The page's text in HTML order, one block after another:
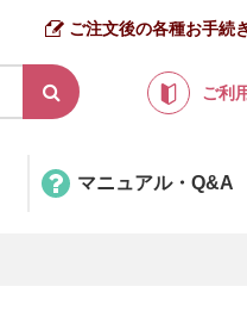
ご注文後の各種お手続
ご利
マニュアル・Q&A